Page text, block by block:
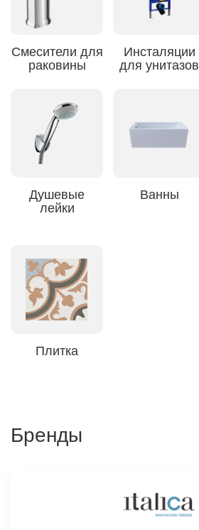
Смесители для
раковины
Инсталяции
для унитазов
Душевые
лейки
Ванны
Плитка
Бренды